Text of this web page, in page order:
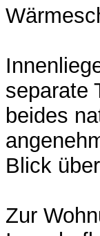
separate
beides
Blick
Zur